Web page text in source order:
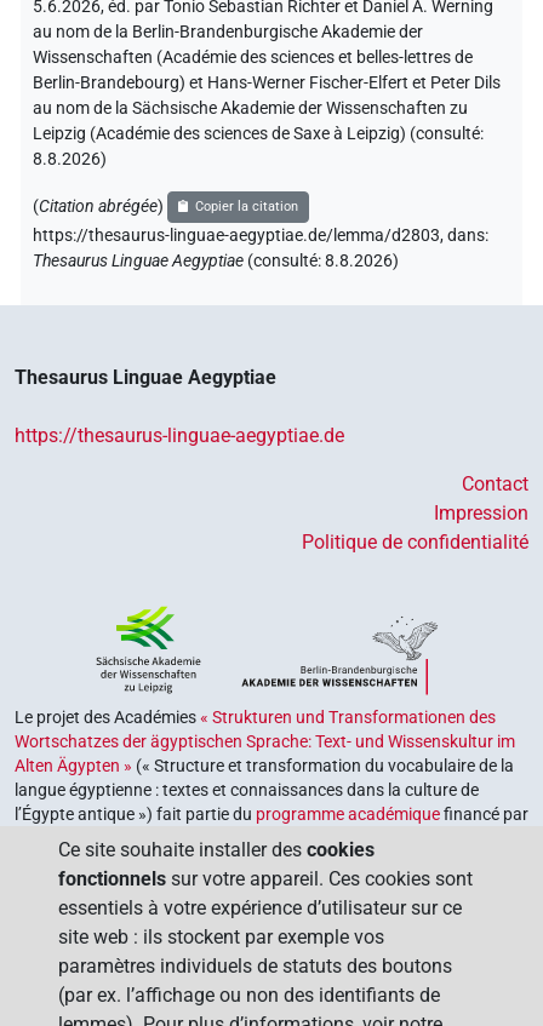
5.6.2026, éd. par Tonio Sebastian Richter et Daniel A. Werning
au nom de la Berlin-Brandenburgische Akademie der
Wissenschaften (Académie des sciences et belles-lettres de
Berlin-Brandebourg) et Hans-Werner Fischer-Elfert et Peter Dils
au nom de la Sächsische Akademie der Wissenschaften zu
Leipzig (Académie des sciences de Saxe à Leipzig) (consulté:
8.8.2026)
(Citation abrégée) Copier la citation
https://thesaurus-linguae-aegyptiae.de/lemma/d2803,dans:
Thesaurus Linguae Aegyptiae (consulté:8.8.2026)
Thesaurus Linguae Aegyptiae
https://thesaurus-linguae-aegyptiae.de
Contact
Impression
Politique de confidentialité
Le projet des Académies« Strukturen und Transformationen des
Wortschatzes der ägyptischen Sprache: Text- und Wissenskultur im
Alten Ägypten » (« Structure et transformation du vocabulaire de la
langue égyptienne : textes et connaissances dans la culture de
l’Égypte antique ») fait partie du programme académiquefinancé par
le gouvernement fédéral et les gouvernements des Länder de la
République fédérale d’Allemagne, dont le but est de préserver,
retrouver et explorer notre héritage culturel. Le programme est
coordonné par l’Union des académies allemandes des sciences et
des lettres .
Ce site souhaite installer des cookies
fonctionnels sur votre appareil. Ces cookies sont
essentiels à votre expérience d’utilisateur sur ce
site web : ils stockent par exemple vos
paramètres individuels de statuts des boutons
(par ex. l’affichage ou non des identifiants de